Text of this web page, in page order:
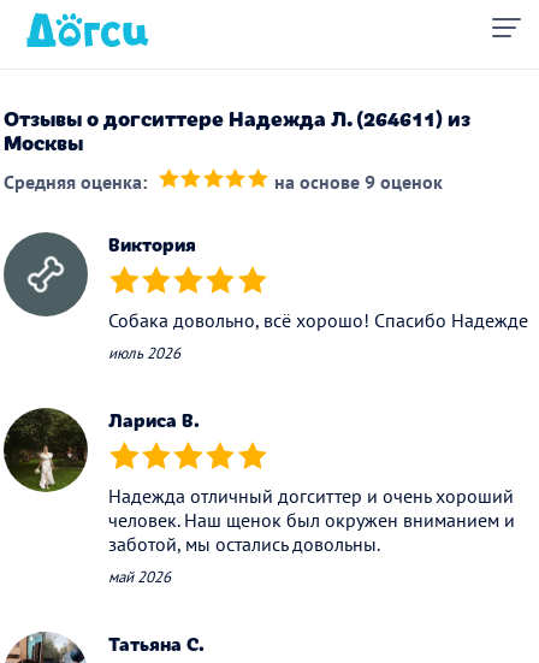
Отзывы о догситтере Надежда Л. (264611) из
Москвы
Средняя оценка: на основе 9 оценок
Виктория
(*) (*) (*) (*) (*)
Собака довольно, всё хорошо! Спасибо Надежде
июль 2026
Лариса В.
(*) (*) (*) (*) (*)
Надежда отличный догситтер и очень хороший
человек. Наш щенок был окружен вниманием и
заботой, мы остались довольны.
май 2026
Татьяна С.